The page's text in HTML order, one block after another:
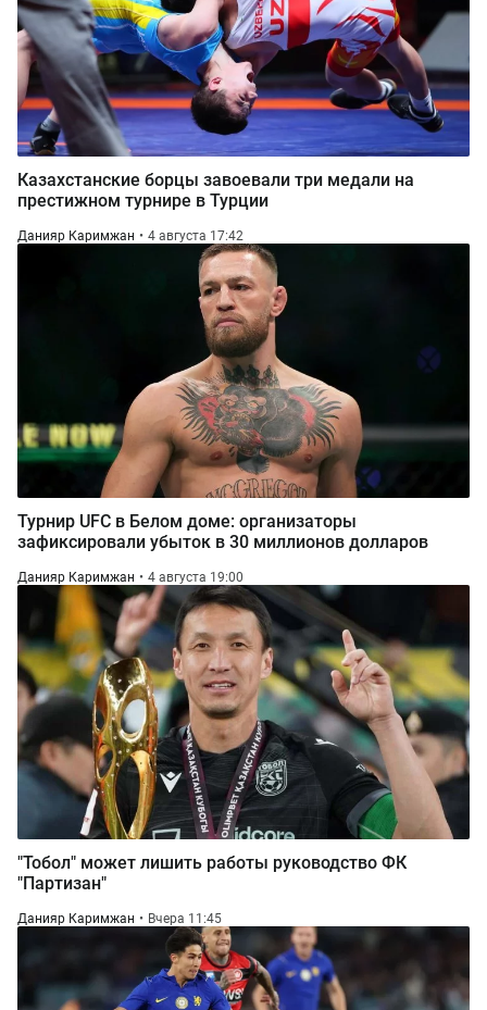
Казахстанские борцы завоевали три медали на
престижном турнире в Турции
Данияр Каримжан 4 августа 17:42
Турнир UFC в Белом доме: организаторы
зафиксировали убыток в 30 миллионов долларов
Данияр Каримжан 4 августа 19:00
"Тобол" может лишить работы руководство ФК
"Партизан"
Данияр Каримжан Вчера 11:45